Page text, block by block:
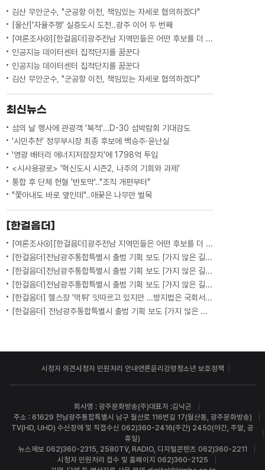
김산 무안군수, "군공항 이전, 책임있는 자세로 협의하겠다"
[울산]'자율주행' 실증도시 도전..광주 이어 두 번째
[여론조사④][한걸음더]광주전남 지역민들은 어떤 후보를 더 선호할까.. 변수는?
인공지능 데이터센터 집적단지를 꿈꾼다
인공지능 데이터센터 집적단지를 꿈꾼다
김산 무안군수, "군공항 이전, 책임있는 자세로 협의하겠다"
최신뉴스
섬의 날 행사에 관광객 '북적'…D-30 섬박람회 기대감도
'시민추천' 정무부시장 최종 후보에 백승주·윤난실
'영광 배터리 에너지저장장치'에 1798억 투입
<시사용광로> '혁신도시 시즌2, 나주의 기회와 과제'
통합 후 단체 헌혈 '반토막'.."조직 개편부터"
"쫓아내도 바로 옆인데"..애꿎은 나무만 벌목
[한걸음더]
[여론조사④][한걸음더]광주전남 지역민들은 어떤 후보를 더 선호할까.. 변수는?
[한걸음더]전남광주통합특별시 출범 기획 보도 [가지 않은 길] 5편 프랑스 헌법에 새긴 '지방 분권'..전남광주 통합 성공 조건은?
[한걸음더]전남광주통합특별시 출범 기획 보도 [가지 않은 길] 4편 프랑스 지역 통합 10년 성적표
[한걸음더]전남광주통합특별시 출범 기획 보도 [가지 않은 길] 3편 프랑스 통합 10년 지났지만..."우린 여전히 알자스인"
[한걸음더] 헬스장 '먹튀' 잇따르고 있지만 …방지법은 국회서 낮잠
[한걸음더] 전남광주통합특별시 출범 기획 보도 [가지 않은 길] 2편 지방이 주도한 투자..'유럽 상위 5개 지역' 도약 비결은?
시청자 의견시청자 민원처리 안내언론윤리강령 청소년 보호정책
회사명 : 광주문화방송(주)대표자 :김낙곤
주소 : 61629 전남광주통합특별시 남구 월산로 116번길 17(월산동, 광주문화방송)
TV(HD, UHD) 수신장애 및 직접수신 062)360-2416(주간) 2450(야간, 주말, 공
휴일)
뉴스제보 062)360-2315, 2580TV, RADIO, 디지털콘텐츠 062)360-2211
시청자 민원처리 접수 및 홈페이지 062)360-2125